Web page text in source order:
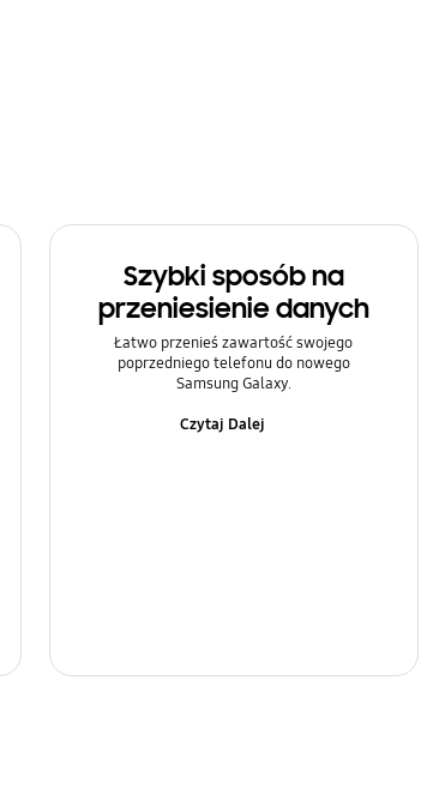
Szybki sposób na
przeniesienie danych
Łatwo przenieś zawartość swojego
poprzedniego telefonu do nowego
Samsung Galaxy.
Czytaj Dalej